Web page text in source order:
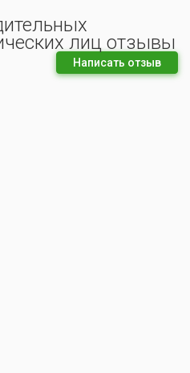
лиц отзывы
Написать отзыв